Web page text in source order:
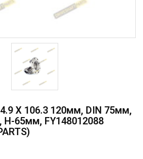
X 106.3 120мм, DIN 75мм,
65мм, FY148012088